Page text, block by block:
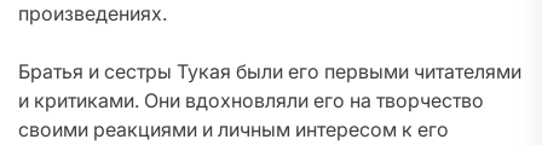
произведениях.
Братья и сестры Тукая были его первыми читателями
и критиками. Они вдохновляли его на творчество
своими реакциями и личным интересом к его